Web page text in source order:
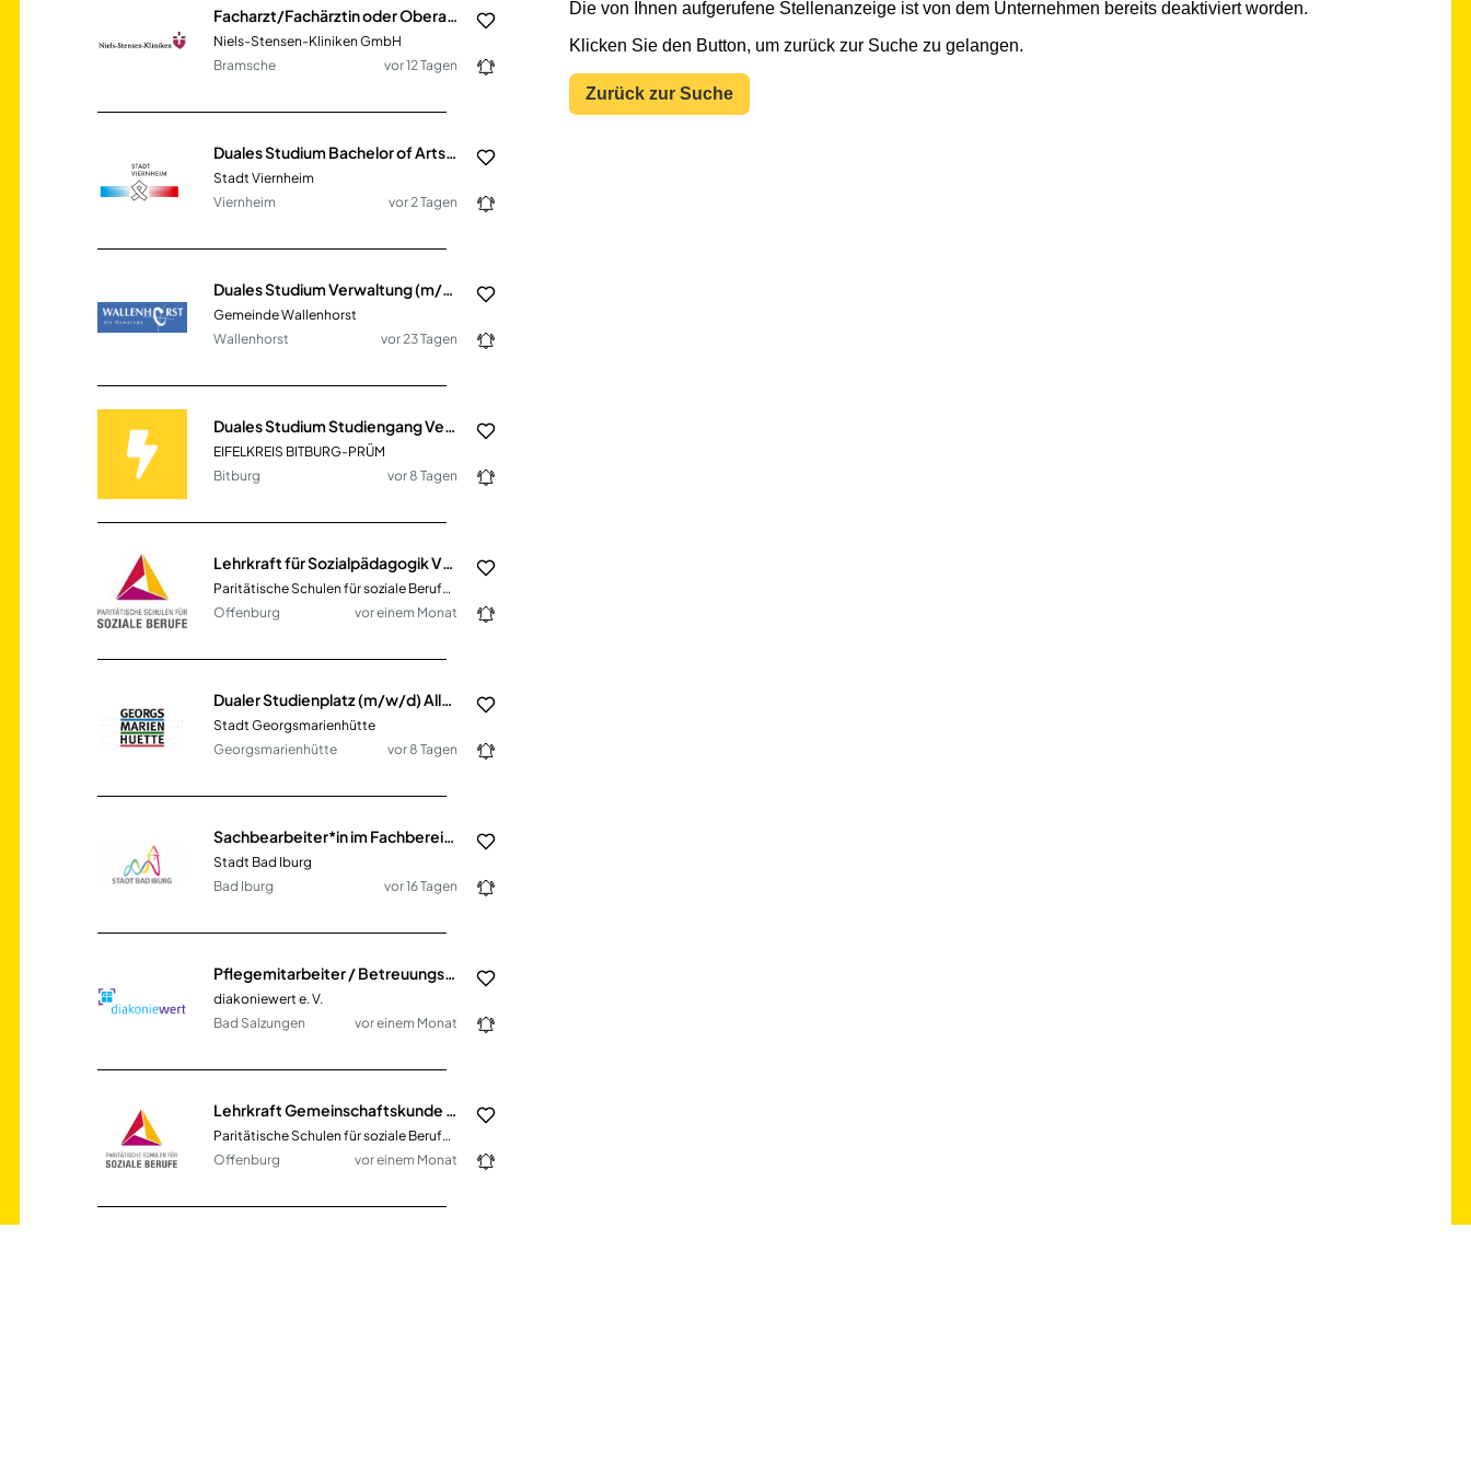
Facharzt/Fachärztin oder Oberarzt/Oberärztin (m/w/d) für die Klinik für Psychosomatische Medizin und Psychotherapie zum 01.09.2026
Niels-Stensen-Kliniken GmbH
Bramsche
vor 12 Tagen
Duales Studium Bachelor of Arts - Public Administration (w/m/d)
Stadt Viernheim
Viernheim
vor 2 Tagen
Duales Studium Verwaltung (m/w/d)
Gemeinde Wallenhorst
Wallenhorst
vor 23 Tagen
EIFELKREIS BITBURG-PRÜM
Bitburg
vor 8 Tagen
Lehrkraft für Sozialpädagogik VZ / TZ (m/w/d)
Paritätische Schulen für soziale Berufe gGmbH
Offenburg
vor einem Monat
Dualer Studienplatz (m/w/d) Allgemeine Verwaltung (B.A.)
Stadt Georgsmarienhütte
Georgsmarienhütte
vor 8 Tagen
Sachbearbeiter*in im Fachbereich II Planen & Bauen (m/w/d) in Teilzeit
Stadt Bad Iburg
Bad Iburg
vor 16 Tagen
Pflegemitarbeiter / Betreuungsmitarbeiter (m/w/d)
diakoniewert e. V.
Bad Salzungen
vor einem Monat
Paritätische Schulen für soziale Berufe gGmbH
Offenburg
vor einem Monat